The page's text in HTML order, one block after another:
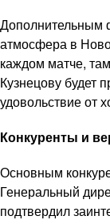
Дополнительным
атмосфера в
каждом матче,
Кузнецову будет
удовольствие от
Конкуренты и
Основным
Генеральный
подтвердил